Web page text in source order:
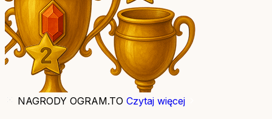
NAGRODY OGRAM.TO Czytaj więcej